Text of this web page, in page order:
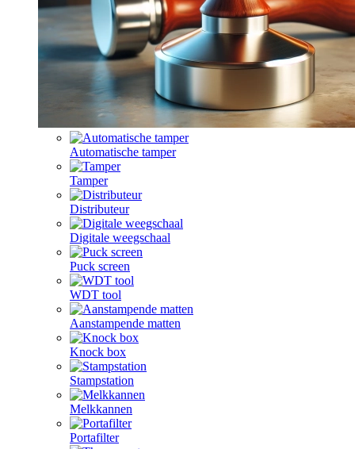
Automatische tamper
Tamper
Distributeur
Digitale weegschaal
Puck screen
WDT tool
Aanstampende matten
Knock box
Stampstation
Melkkannen
Portafilter